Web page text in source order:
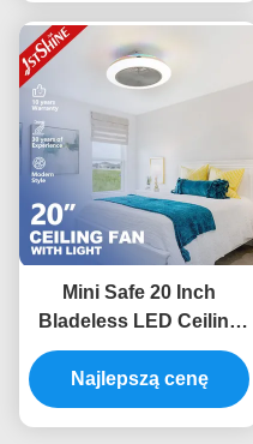
Mini Safe 20 Inch
Bladeless LED Ceiling
Fan Flush Mount Z RGB
Light DC Motorem
Najlepszą cenę